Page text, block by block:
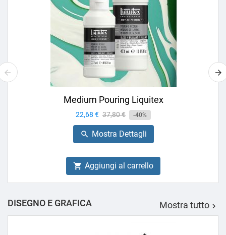
Medium Pouring Liquitex
Prezzo
22,68 € Prezzo
base
37,80 € -40%
 Mostra Dettagli
 Aggiungi al carrello
DISEGNO E GRAFICA Mostra tutto 